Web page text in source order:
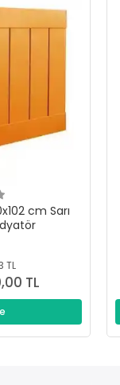
cm Sarı
TL
TL